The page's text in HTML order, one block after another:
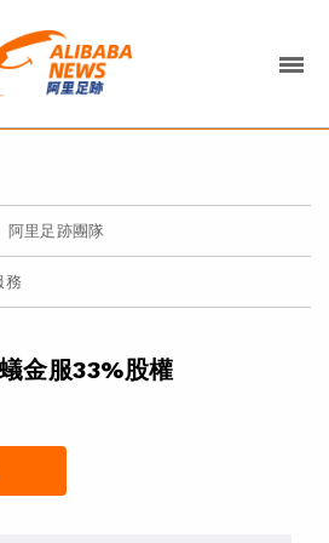
阿里足跡團隊
務
金服33%股權